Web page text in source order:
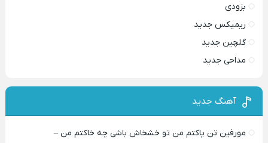
بزودی
ریمیکس جدید
گلچین جدید
مداحی جدید
آهنگ جدید
مورفین تن پاکتم من تو خشخاش باشی چه خاکتم من –